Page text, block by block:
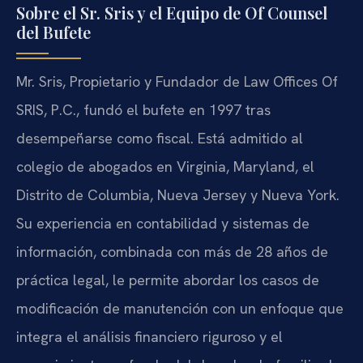
Sobre el Sr. Sris y el Equipo de Of Counsel
del Bufete
Mr. Sris, Propietario y Fundador de Law Offices Of
SRIS, P.C., fundó el bufete en 1997 tras
desempeñarse como fiscal. Está admitido al
colegio de abogados en Virginia, Maryland, el
Distrito de Columbia, Nueva Jersey y Nueva York.
Su experiencia en contabilidad y sistemas de
información, combinada con más de 28 años de
práctica legal, le permite abordar los casos de
modificación de manutención con un enfoque que
integra el análisis financiero riguroso y el